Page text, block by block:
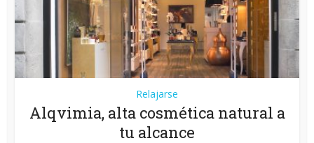
Relajarse
Alqvimia, alta cosmética natural a
tu alcance